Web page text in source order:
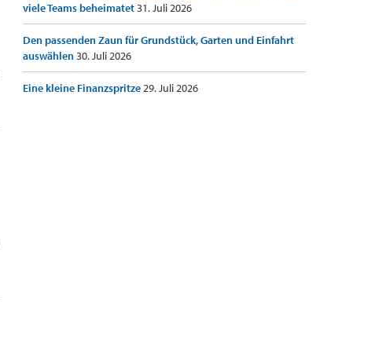
viele Teams beheimatet31. Juli 2026
Den passenden Zaun für Grundstück, Garten und Einfahrt
auswählen30. Juli 2026
Eine kleine Finanzspritze29. Juli 2026